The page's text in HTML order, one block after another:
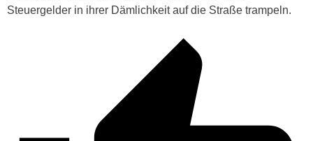
Steuergelder in ihrer Dämlichkeit auf die Straße trampeln.